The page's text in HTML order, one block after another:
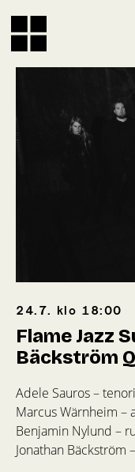
24.7. klo 18:00
Flame Jazz
Bäckström
Adele Sauros –
Marcus Wärnheim –
Benjamin Nylund –
Jonathan Bäckström